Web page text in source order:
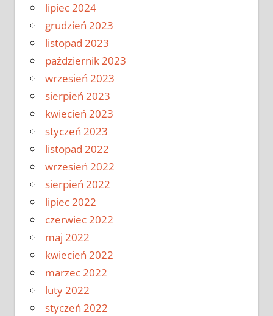
lipiec 2024
grudzień 2023
listopad 2023
październik 2023
wrzesień 2023
sierpień 2023
kwiecień 2023
styczeń 2023
listopad 2022
wrzesień 2022
sierpień 2022
lipiec 2022
czerwiec 2022
maj 2022
kwiecień 2022
marzec 2022
luty 2022
styczeń 2022